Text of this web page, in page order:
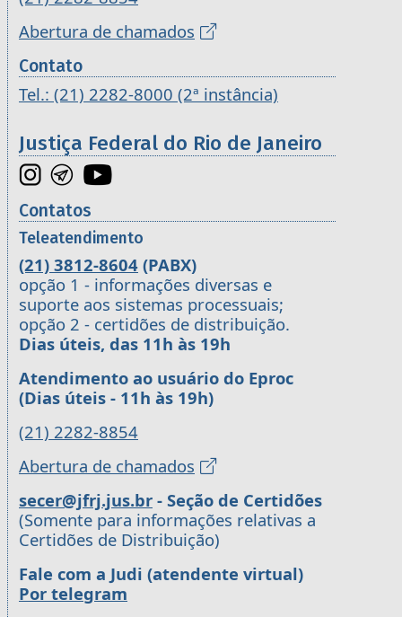
Abertura de chamados
Contato
Tel.: (21) 2282-8000 (2ª instância)
Justiça Federal do Rio de Janeiro
Contatos
Teleatendimento
(21) 3812-8604 (PABX)
opção 1 - informações diversas e
suporte aos sistemas processuais;
opção 2 - certidões de distribuição.
Dias úteis, das 11h às 19h
Atendimento ao usuário do Eproc
(Dias úteis - 11h às 19h)
(21) 2282-8854
Abertura de chamados
secer@jfrj.jus.br - Seção de Certidões
(Somente para informações relativas a
Certidões de Distribuição)
Fale com a Judi (atendente virtual)
Por telegram